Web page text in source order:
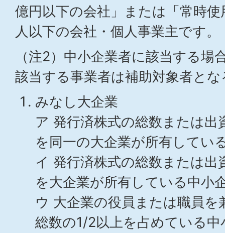
億円以下の会社」または「常時
人以下の会社・個人事業主です。
（注2）中小企業者に該当する場
該当する事業者は補助対象者と
みなし大企業
ア 発行済株式の総数または出
を同一の大企業が所有してい
イ 発行済株式の総数または
を大企業が所有している中小
ウ 大企業の役員または職員
総数の1/2以上を占めている中